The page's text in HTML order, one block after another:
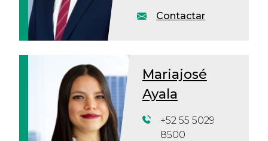
Contactar
Mariajosé
Ayala
+52 55 5029
8500